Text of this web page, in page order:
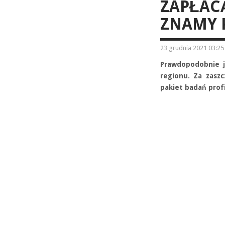
ZNAMY
23 grudnia 2021 03:25
Prawdopodobnie
regionu. Za
pakiet badań